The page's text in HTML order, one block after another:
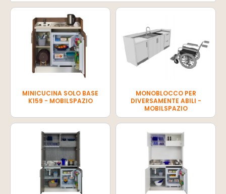
MINICUCINA SOLO BASE
K159 - MOBILSPAZIO
MONOBLOCCO PER
DIVERSAMENTE ABILI -
MOBILSPAZIO